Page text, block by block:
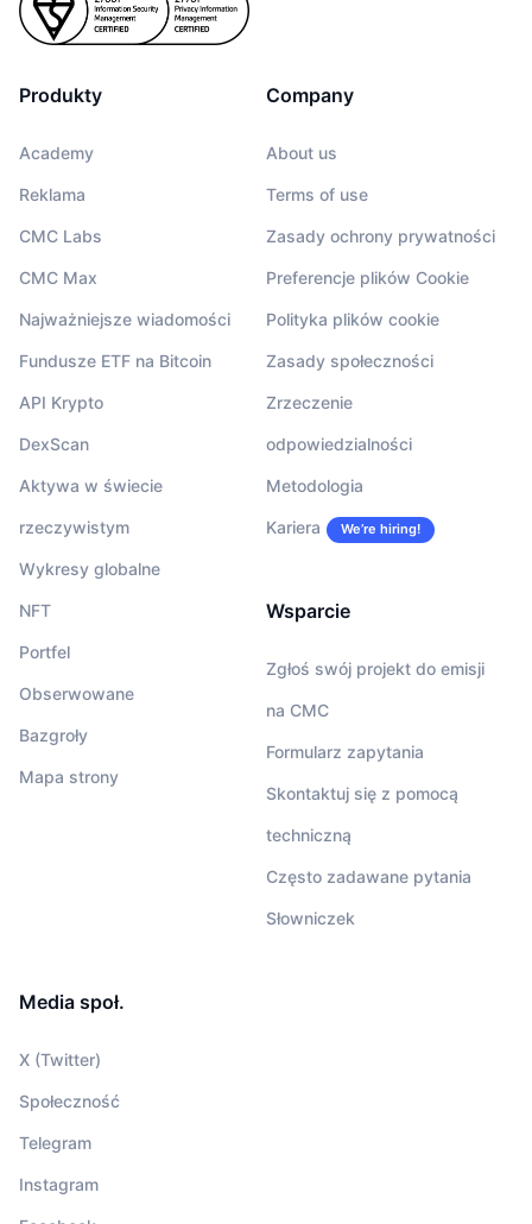
Produkty
Academy
Reklama
CMC Labs
CMC Max
Najważniejsze wiadomości
Fundusze ETF na Bitcoin
API Krypto
DexScan
Aktywa w świecie
rzeczywistym
Wykresy globalne
NFT
Portfel
Obserwowane
Bazgroły
Mapa strony
Company
About us
Terms of use
Zasady ochrony prywatności
Preferencje plików Cookie
Polityka plików cookie
Zasady społeczności
Zrzeczenie
odpowiedzialności
Metodologia
Kariera We’re hiring!
Wsparcie
Zgłoś swój projekt do emisji
na CMC
Formularz zapytania
Skontaktuj się z pomocą
techniczną
Często zadawane pytania
Słowniczek
Media społ.
X (Twitter)
Społeczność
Telegram
Instagram